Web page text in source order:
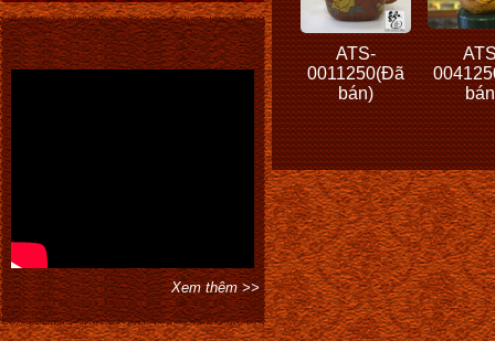
Xem thêm >>
ATS-
0011250(Đã
bán)